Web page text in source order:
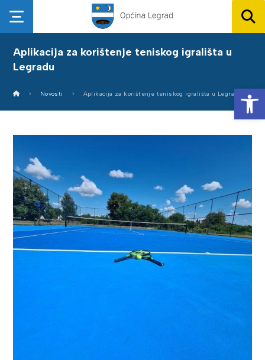
Aplikacija za korištenje teniskog igrališta u
Legradu
Novosti Aplikacija za korištenje teniskog igrališta u Legradu